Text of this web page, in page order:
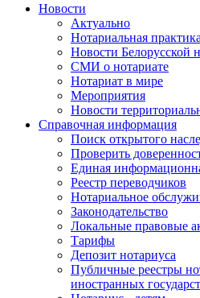
Новости
Актуально
Нотариальная практика
Новости Белорусской
СМИ о нотариате
Нотариат в мире
Мероприятия
Новости
Справочная информация
Поиск открытого
Проверить
Единая
Реестр переводчиков
Нотариальное
Законодательство
Локальные правовые
Тарифы
Депозит нотариуса
Публичные реестры
иностранных